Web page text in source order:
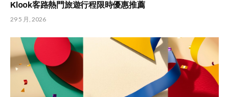
Klook客路熱門旅遊行程限時優惠推薦
29 5 月, 2026